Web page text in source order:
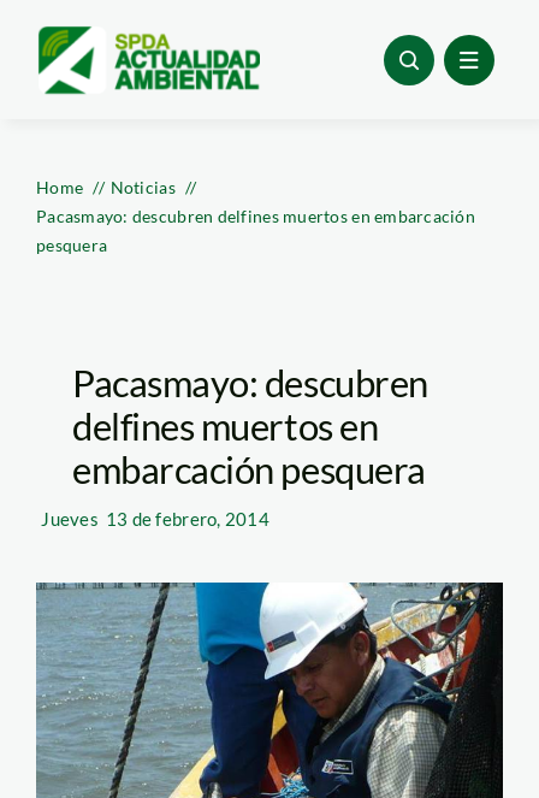
content
Home
Noticias
Pacasmayo: descubren delfines muertos en embarcación
pesquera
Pacasmayo: descubren
delfines muertos en
embarcación pesquera
Jueves 13 de febrero, 2014